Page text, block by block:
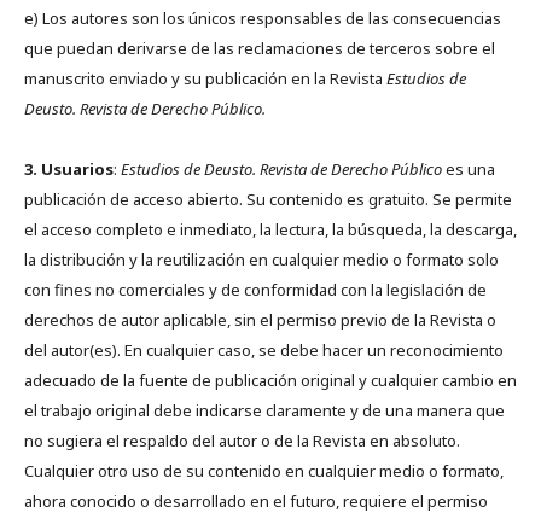
e) Los autores son los únicos responsables de las consecuencias
que puedan derivarse de las reclamaciones de terceros sobre el
manuscrito enviado y su publicación en la Revista Estudios de
Deusto. Revista de Derecho Público.
3. Usuarios: Estudios de Deusto. Revista de Derecho Públicoes una
publicación de acceso abierto. Su contenido es gratuito. Se permite
el acceso completo e inmediato, la lectura, la búsqueda, la descarga,
la distribución y la reutilización en cualquier medio o formato solo
con fines no comerciales y de conformidad con la legislación de
derechos de autor aplicable, sin el permiso previo de la Revista o
del autor(es). En cualquier caso, se debe hacer un reconocimiento
adecuado de la fuente de publicación original y cualquier cambio en
el trabajo original debe indicarse claramente y de una manera que
no sugiera el respaldo del autor o de la Revista en absoluto.
Cualquier otro uso de su contenido en cualquier medio o formato,
ahora conocido o desarrollado en el futuro, requiere el permiso